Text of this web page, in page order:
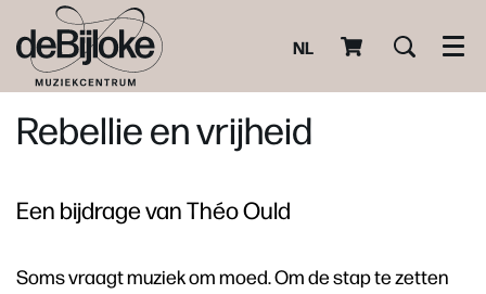
NL
Rebellie en vrijheid
Een bijdrage van Théo Ould
Soms vraagt muziek om moed. Om de stap te zetten